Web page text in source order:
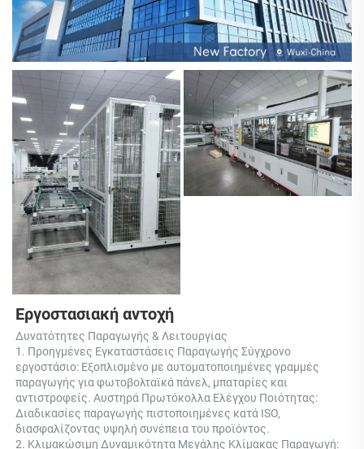
Εργοστασιακή αντοχή
Δυνατότητες Παραγωγής & Λειτουργίας
1. Προηγμένες Εγκαταστάσεις Παραγωγής Σύγχρονο
εργοστάσιο: Εξοπλισμένο με αυτοματοποιημένες γραμμές
παραγωγής για φωτοβολταϊκά πάνελ, μπαταρίες και
αντιστροφείς. Αυστηρά Πρωτόκολλα Ελέγχου Ποιότητας:
Διαδικασίες παραγωγής πιστοποιημένες κατά ISO,
διασφαλίζοντας υψηλή συνέπεια του προϊόντος.
2. Κλιμακώσιμη Δυναμικότητα Μεγάλης Κλίμακας Παραγωγή: